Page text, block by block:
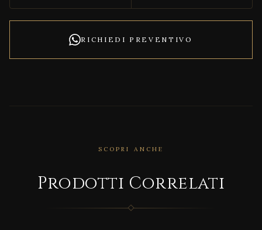
RICHIEDI PREVENTIVO
SCOPRI ANCHE
Prodotti Correlati
FLAT